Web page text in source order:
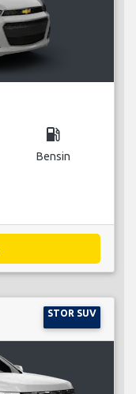
local_gas_station
Bensin
STOR SUV